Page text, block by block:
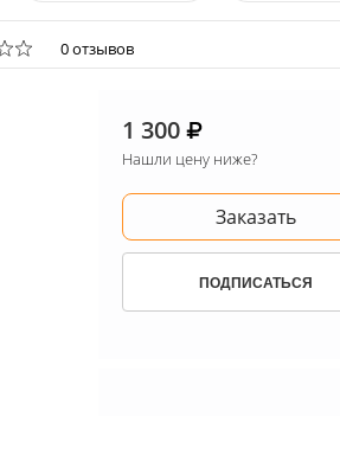
0 отзывов
1 300
Нашли цену ниже?
Заказать
ПОДПИСАТЬСЯ